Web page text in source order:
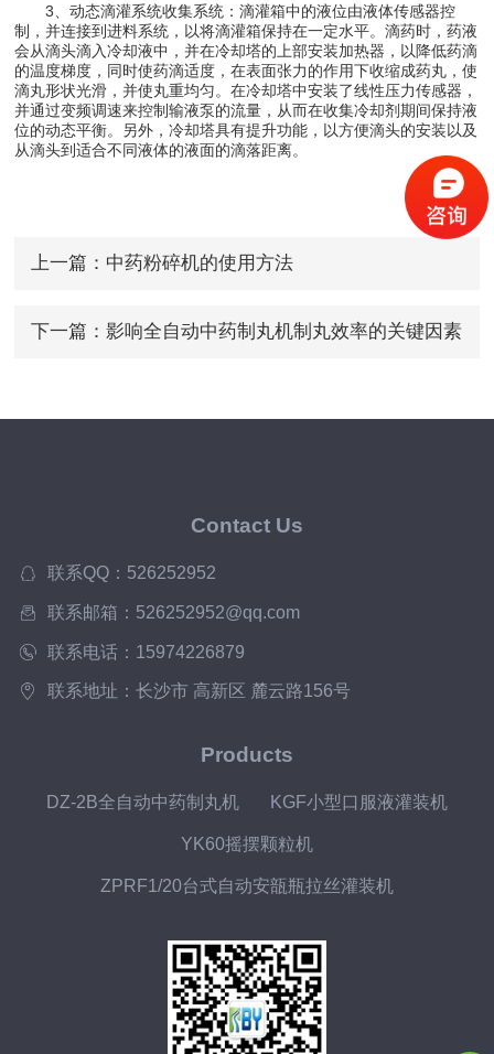
3、动态滴灌系统收集系统：滴灌箱中的液位由液体传感器控
制，并连接到进料系统，以将滴灌箱保持在一定水平。滴药时，药液
会从滴头滴入冷却液中，并在冷却塔的上部安装加热器，以降低药滴
的温度梯度，同时使药滴适度，在表面张力的作用下收缩成药丸，使
滴丸形状光滑，并使丸重均匀。在冷却塔中安装了线性压力传感器，
并通过变频调速来控制输液泵的流量，从而在收集冷却剂期间保持液
位的动态平衡。另外，冷却塔具有提升功能，以方便滴头的安装以及
从滴头到适合不同液体的液面的滴落距离。
上一篇： 中药粉碎机的使用方法
下一篇： 影响全自动中药制丸机制丸效率的关键因素
Contact Us
联系QQ：526252952
联系邮箱：526252952@qq.com
联系电话：15974226879
联系地址：长沙市 高新区 麓云路156号
Products
DZ-2B全自动中药制丸机 KGF小型口服液灌装机
YK60摇摆颗粒机
ZPRF1/20台式自动安瓿瓶拉丝灌装机